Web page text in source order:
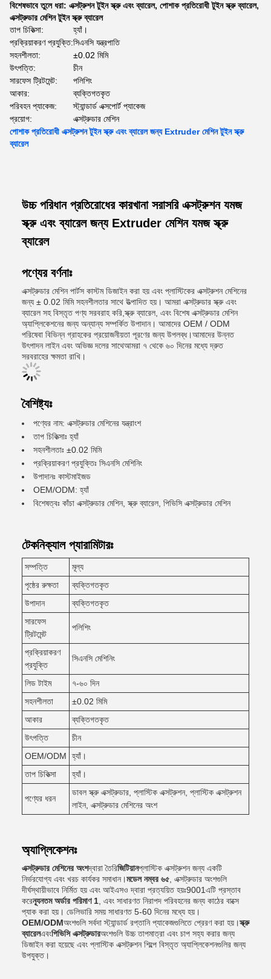
বিশেষভাবে তুলে ধরা: এক্সট্রুশন টুইন স্ক্রু এবং ব্যারেল, পোশাক প্রতিরোধী টুইন স্ক্রু ব্যারেল,
এক্সট্রুডার মেশিন টুইন স্ক্রু ব্যারেল
তাপ চিকিত্সা:
হ্যাঁ।
প্রক্রিয়াকরণ প্রযুক্তি:সিএনসি যন্ত্রপাতি
সহনশীলতা:
±0.02 মিমি
উৎপত্তি:
চীন
সারফেস ট্রিটমেন্ট:
পলিশিং
আকার:
ব্যক্তিগতকৃত
পরিবহন প্যাকেজ:
স্ট্যান্ডার্ড এক্সপোর্ট প্যাকেজ
প্রয়োগ:
এক্সট্রুডার মেশিন
পোশাক প্রতিরোধী এক্সট্রুশন টুইন স্ক্রু এবং ব্যারেল জন্য Extruder মেশিন টুইন স্ক্রু
ব্যারেল
উচ্চ পরিধান প্রতিরোধের কারখানা সরাসরি এক্সট্রুশন যমজ
স্ক্রু এবং ব্যারেল জন্য Extruder মেশিন যমজ স্ক্রু
ব্যারেল
পণ্যের বর্ণনাঃ
এক্সট্রুডার মেশিন পার্টস কাস্টম ডিজাইন করা হয় এবং প্লাস্টিকের এক্সট্রুশন মেশিনের
জন্য ± 0.02 মিমি সহনশীলতার সাথে উত্পাদিত হয়। আমরা এক্সট্রুডার স্ক্রু এবং
ব্যারেল সহ বিস্তৃত পণ্য সরবরাহ করি,স্ক্রু ব্যারেল, এবং বিশেষ এক্সট্রুডার মেশিন
অ্যাপ্লিকেশনের জন্য অন্যান্য সম্পর্কিত উপাদান। আমাদের OEM / ODM
পরিষেবা বিভিন্ন গ্রাহকের প্রয়োজনীয়তা পূরণের জন্য উপলব্ধ।আমাদের উন্নত
উৎপাদন লাইন এবং অভিজ্ঞ দলের সাথেআমরা ৭ থেকে ৬০ দিনের মধ্যে দ্রুত
সরবরাহের ক্ষমতা রাখি।
বৈশিষ্ট্যঃ
পণ্যের নাম: এক্সট্রুডার মেশিনের যন্ত্রাংশ
তাপ চিকিত্সাঃ হ্যাঁ
সহনশীলতাঃ ±0.02 মিমি
প্রক্রিয়াকরণ প্রযুক্তিঃ সিএনসি মেশিনিং
উপাদানঃ কাস্টমাইজড
OEM/ODM: হ্যাঁ
বিশেষত্বঃ কাঁচা এক্সট্রুডার মেশিন, স্ক্রু ব্যারেল, পিভিসি এক্সট্রুডার মেশিন
টেকনিক্যাল প্যারামিটারঃ
সম্পত্তি
মূল্য
পৃষ্ঠের রুক্ষতা
ব্যক্তিগতকৃত
উপাদান
ব্যক্তিগতকৃত
সারফেস
ট্রিটমেন্ট
পলিশিং
প্রক্রিয়াকরণ
প্রযুক্তি
সিএনসি মেশিনিং
লিড টাইম
৭-৬০ দিন
সহনশীলতা
±0.02 মিমি
আকার
ব্যক্তিগতকৃত
উৎপত্তি
চীন
OEM/ODM
হ্যাঁ।
তাপ চিকিত্সা
হ্যাঁ।
পণ্যের ধরন
ডাবল স্ক্রু এক্সট্রুডার, প্লাস্টিক এক্সট্রুশন, প্লাস্টিক এক্সট্রুশন
লাইন, এক্সট্রুডার মেশিনের অংশ
অ্যাপ্লিকেশনঃ
এক্সট্রুডার মেশিনের অংশদ্বারা তৈরিজিটিয়ানপ্লাস্টিক এক্সট্রুশন জন্য একটি
নির্ভরযোগ্য এবং খরচ কার্যকর সমাধান।মডেল নম্বর ৬৫ , এক্সট্রুডার অংশগুলি
দীর্ঘস্থায়ীভাবে নির্মিত হয় এবং আইএসও দ্বারা প্রত্যয়িত হয়ঃ9001এটি প্রস্তাব
করেন্যূনতম অর্ডার পরিমাণ 1 , এবং সাধারণত নিরাপদ পরিবহনের জন্য কাঠের বাক্সে
প্যাক করা হয়। ডেলিভারি সময় সাধারণত 5-60 দিনের মধ্যে হয়।
OEM/ODMঅংশগুলি সর্বদা স্ট্যান্ডার্ড রপ্তানি প্যাকেজগুলিতে প্রেরণ করা হয়।স্ক্রু
ব্যারেলএবংপিভিসি এক্সট্রুডারঅংশগুলি উচ্চ তাপমাত্রা এবং চাপ সহ্য করার জন্য
ডিজাইন করা হয়েছে এবং প্লাস্টিক এক্সট্রুশন শিল্পে বিস্তৃত অ্যাপ্লিকেশনগুলির জন্য
উপযুক্ত।